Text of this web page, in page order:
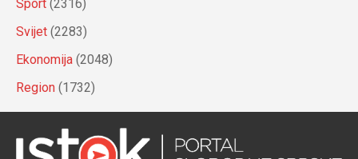
Sport (2316)
Svijet (2283)
Ekonomija (2048)
Region (1732)